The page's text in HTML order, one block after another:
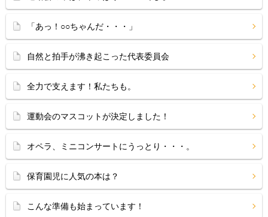
「あっ！○○ちゃんだ・・・」
自然と拍手が沸き起こった代表委員会
全力で支えます！私たちも。
運動会のマスコットが決定しました！
オペラ、ミニコンサートにうっとり・・・。
保育園児に人気の本は？
こんな準備も始まっています！